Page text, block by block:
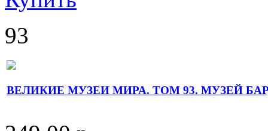
93
ВЕЛИКИЕ МУЗЕИ МИРА. ТОМ 93. МУЗЕЙ